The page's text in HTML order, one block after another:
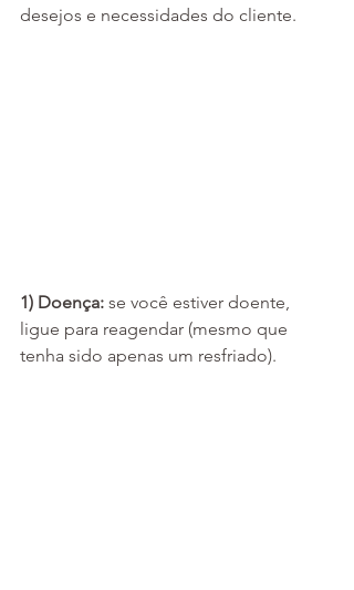
desejos e necessidades do cliente.
1) Doença: se você estiver doente,
ligue para reagendar (mesmo que
tenha sido apenas um resfriado).